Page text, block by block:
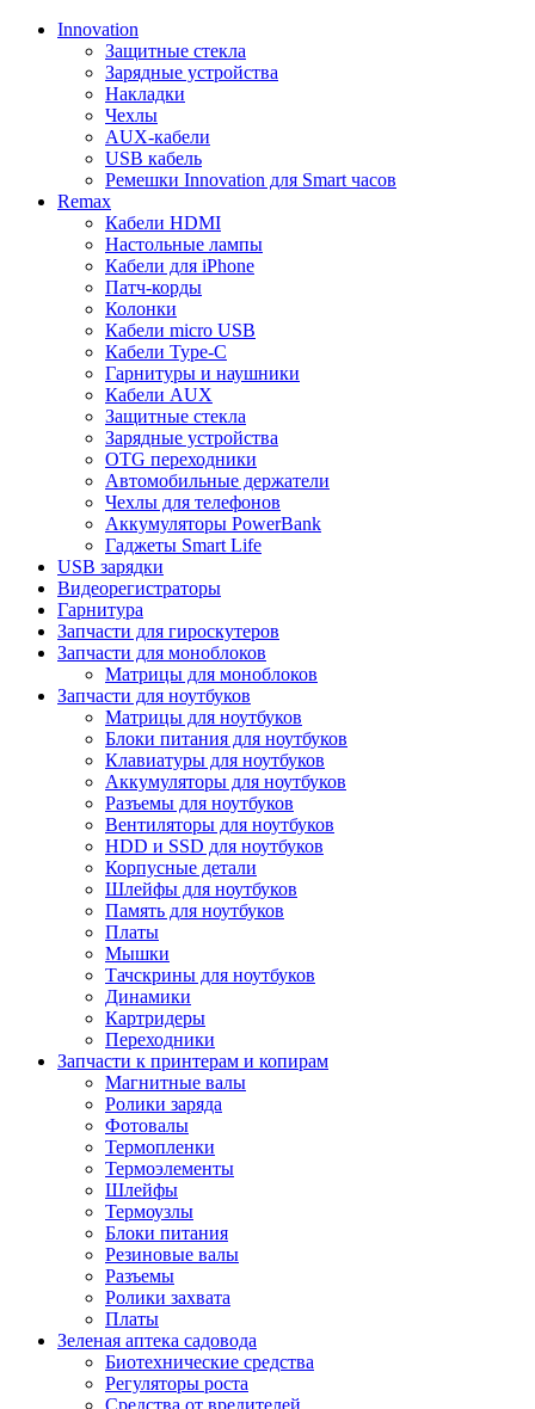
Innovation
Защитные стекла
Зарядные устройства
Накладки
Чехлы
AUX-кабели
USB кабель
Ремешки Innovation для Smart часов
Remax
Кабели HDMI
Настольные лампы
Кабели для iPhone
Патч-корды
Колонки
Кабели micro USB
Кабели Type-C
Гарнитуры и наушники
Кабели AUX
Защитные стекла
Зарядные устройства
OTG переходники
Автомобильные держатели
Чехлы для телефонов
Аккумуляторы PowerBank
Гаджеты Smart Life
USB зарядки
Видеорегистраторы
Гарнитура
Запчасти для гироскутеров
Запчасти для моноблоков
Матрицы для моноблоков
Запчасти для ноутбуков
Матрицы для ноутбуков
Блоки питания для ноутбуков
Клавиатуры для ноутбуков
Аккумуляторы для ноутбуков
Разъемы для ноутбуков
Вентиляторы для ноутбуков
HDD и SSD для ноутбуков
Корпусные детали
Шлейфы для ноутбуков
Память для ноутбуков
Платы
Мышки
Тачскрины для ноутбуков
Динамики
Картридеры
Переходники
Запчасти к принтерам и копирам
Магнитные валы
Ролики заряда
Фотовалы
Термопленки
Термоэлементы
Шлейфы
Термоузлы
Блоки питания
Резиновые валы
Разъемы
Ролики захвата
Платы
Зеленая аптека садовода
Биотехнические средства
Регуляторы роста
Средства от вредителей